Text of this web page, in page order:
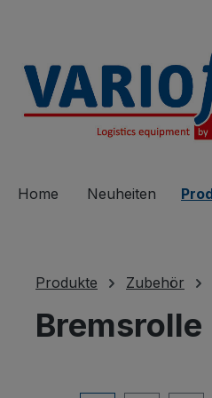
Home Neuheiten
Produkte Zubehör
Bremsrolle